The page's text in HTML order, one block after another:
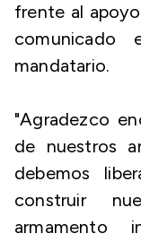
frente al
mandatario.
"Agradezco
de nuestros
debemos
construir
armamento